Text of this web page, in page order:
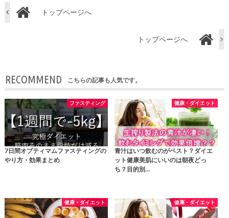
トップページへ
トップページへ
RECOMMEND こちらの記事も人気です。
ファスティング
7日間オプティマムファスティングの
やり方・効果まとめ
健康・ダイエット
青汁はいつ飲むのがベスト？ダイエ
ット健康美肌にいいのは朝夜どっ
ち？目的別…
健康・ダイエット 健康・ダイエット